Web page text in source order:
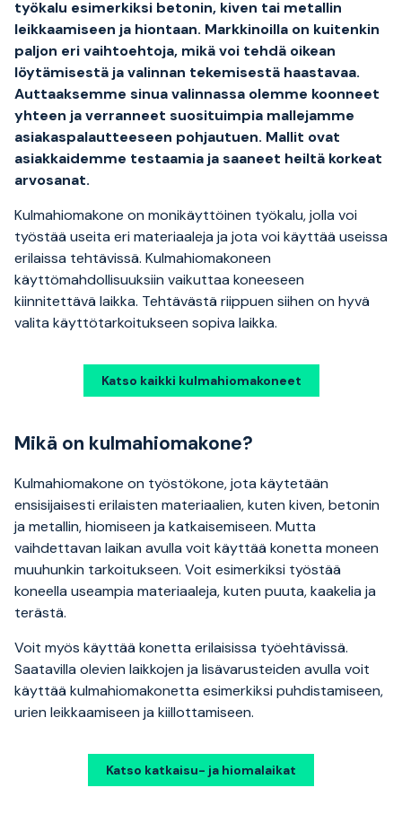
työkalu esimerkiksi betonin, kiven tai metallin
leikkaamiseen ja hiontaan. Markkinoilla on kuitenkin
paljon eri vaihtoehtoja, mikä voi tehdä oikean
löytämisestä ja valinnan tekemisestä haastavaa.
Auttaaksemme sinua valinnassa olemme koonneet
yhteen ja verranneet suosituimpia mallejamme
asiakaspalautteeseen pohjautuen. Mallit ovat
asiakkaidemme testaamia ja saaneet heiltä korkeat
arvosanat.
Kulmahiomakone on monikäyttöinen työkalu, jolla voi
työstää useita eri materiaaleja ja jota voi käyttää useissa
erilaissa tehtävissä. Kulmahiomakoneen
käyttömahdollisuuksiin vaikuttaa koneeseen
kiinnitettävä laikka. Tehtävästä riippuen siihen on hyvä
valita käyttötarkoitukseen sopiva laikka.
Katso kaikki kulmahiomakoneet
Mikä on kulmahiomakone?
Kulmahiomakone on työstökone, jota käytetään
ensisijaisesti erilaisten materiaalien, kuten kiven, betonin
ja metallin, hiomiseen ja katkaisemiseen. Mutta
vaihdettavan laikan avulla voit käyttää konetta moneen
muuhunkin tarkoitukseen. Voit esimerkiksi työstää
koneella useampia materiaaleja, kuten puuta, kaakelia ja
terästä.
Voit myös käyttää konetta erilaisissa työehtävissä.
Saatavilla olevien laikkojen ja lisävarusteiden avulla voit
käyttää kulmahiomakonetta esimerkiksi puhdistamiseen,
urien leikkaamiseen ja kiillottamiseen.
Katso katkaisu- ja hiomalaikat